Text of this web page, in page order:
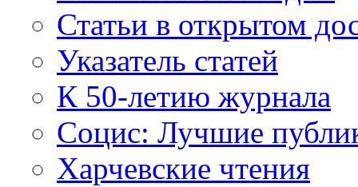
Статьи в открытом
Указатель статей
К 50-летию журнала
Социс: Лучшие
Харчевские чтения